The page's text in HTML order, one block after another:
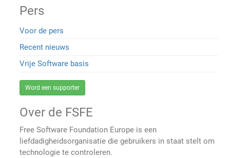
Pers
Voor de pers
Recent nieuws
Vrije Software basis
Word een supporter
Over de FSFE
Free Software Foundation Europe is een
liefdadigheidsorganisatie die gebruikers in staat stelt om
technologie te controleren.